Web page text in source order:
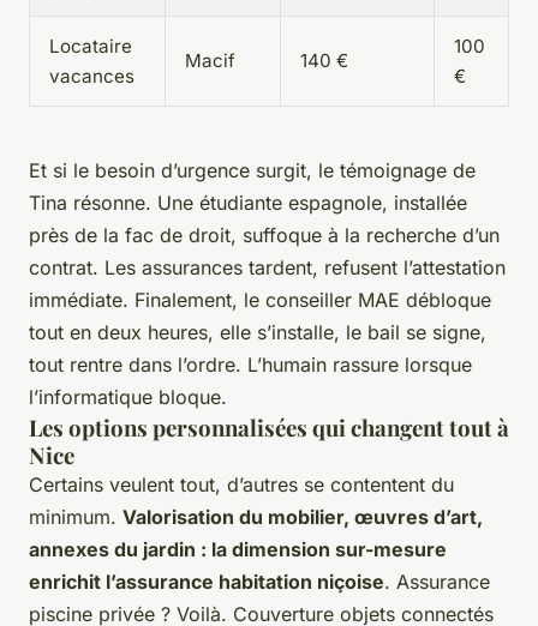
Locataire
vacances
Macif 140 €
100
€
Et si le besoin d’urgence surgit, le témoignage de
Tina résonne. Une étudiante espagnole, installée
près de la fac de droit, suffoque à la recherche d’un
contrat. Les assurances tardent, refusent l’attestation
immédiate. Finalement, le conseiller MAE débloque
tout en deux heures, elle s’installe, le bail se signe,
tout rentre dans l’ordre. L’humain rassure lorsque
l’informatique bloque.
Les options personnalisées qui changent tout à
Nice
Certains veulent tout, d’autres se contentent du
minimum. Valorisation du mobilier, œuvres d’art,
annexes du jardin : la dimension sur-mesure
enrichit l’assurance habitation niçoise. Assurance
piscine privée ? Voilà. Couverture objets connectés